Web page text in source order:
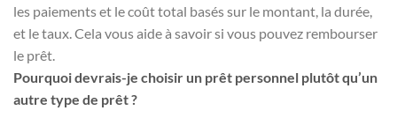
les paiements et le coût total basés sur le montant, la durée,
et le taux. Cela vous aide à savoir si vous pouvez rembourser
le prêt.
Pourquoi devrais-je choisir un prêt personnel plutôt qu’un
autre type de prêt ?